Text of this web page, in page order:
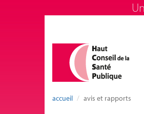
accueil avis et rapports